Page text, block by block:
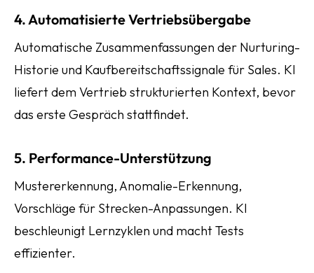
4. Automatisierte Vertriebsübergabe
Automatische Zusammenfassungen der Nurturing-
Historie und Kaufbereitschaftssignale für Sales. KI
liefert dem Vertrieb strukturierten Kontext, bevor
das erste Gespräch stattfindet.
5. Performance-Unterstützung
Mustererkennung, Anomalie-Erkennung,
Vorschläge für Strecken-Anpassungen. KI
beschleunigt Lernzyklen und macht Tests
effizienter.